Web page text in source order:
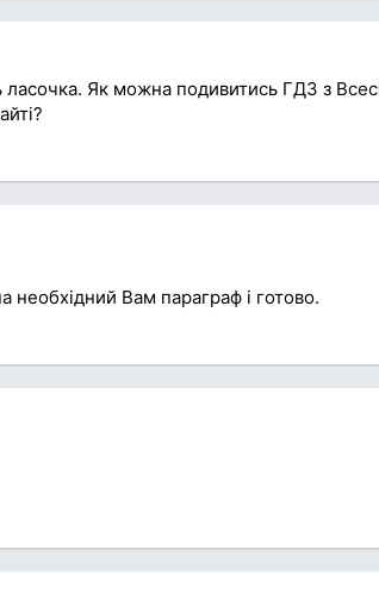
Як можна подивитись ГДЗ з
необхідний Вам параграф і готово.